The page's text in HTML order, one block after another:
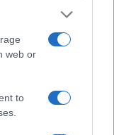
web or
to
nel corso
il prezzo si
ad
a temerle”.
con una